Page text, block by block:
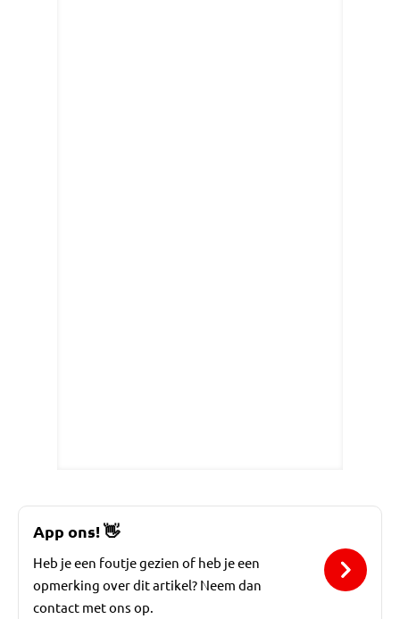
App ons!👋
Heb je een foutje gezien of heb je een
opmerking over dit artikel? Neem dan
contact met ons op.